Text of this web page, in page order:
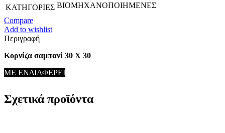
ΚΑΤΗΓΟΡΙΕΣ ΒΙΟΜΗΧΑΝΟΠΟΙΗΜΕΝΕΣ
Compare
Add to wishlist
Περιγραφή
Κορνίζα σαμπανί 30 Χ 30
ΜΕ ΕΝΔΙΑΦΕΡΕΙ
Σχετικά προϊόντα